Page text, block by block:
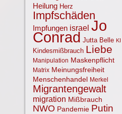
Heilung Herz
Impfschäden
Impfungen israel Jo
Conrad Jutta Belle KI
Kindesmißbrauch Liebe
Manipulation Maskenpflicht
Matrix Meinungsfreiheit
Menschenhandel Merkel
Migrantengewalt
migration Mißbrauch
NWO Pandemie Putin